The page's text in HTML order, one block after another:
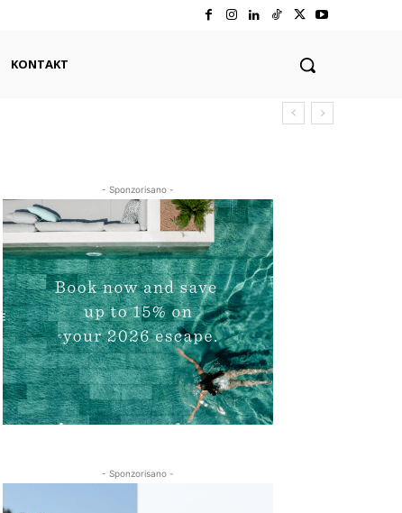
KONTAKT
- Sponzorisano -
- Sponzorisano -